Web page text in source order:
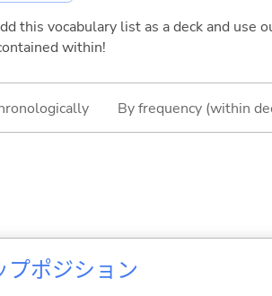
this vocabulary list as a deck and
within!
By frequency (within
プポジション